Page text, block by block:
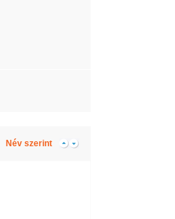
Név szerint